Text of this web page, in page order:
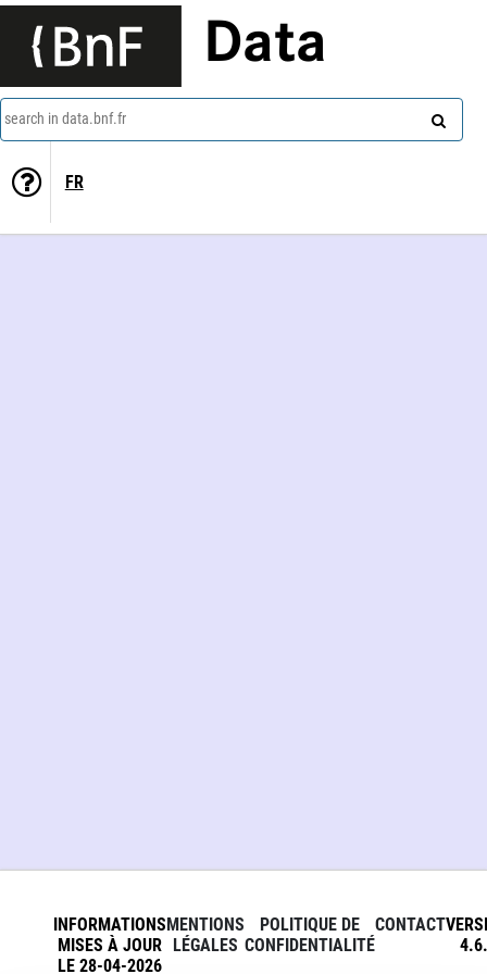
Data
search in data.bnf.fr
FR
INFORMATIONS
MISES À JOUR
LE 28-04-2026
MENTIONS
LÉGALES
POLITIQUE DE
CONFIDENTIALITÉ
CONTACT